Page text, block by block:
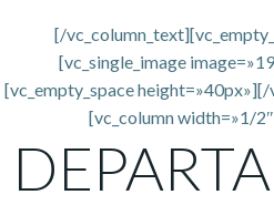
[/
[vc_single_image
[vc_empty_space
[vc_column width=»1/